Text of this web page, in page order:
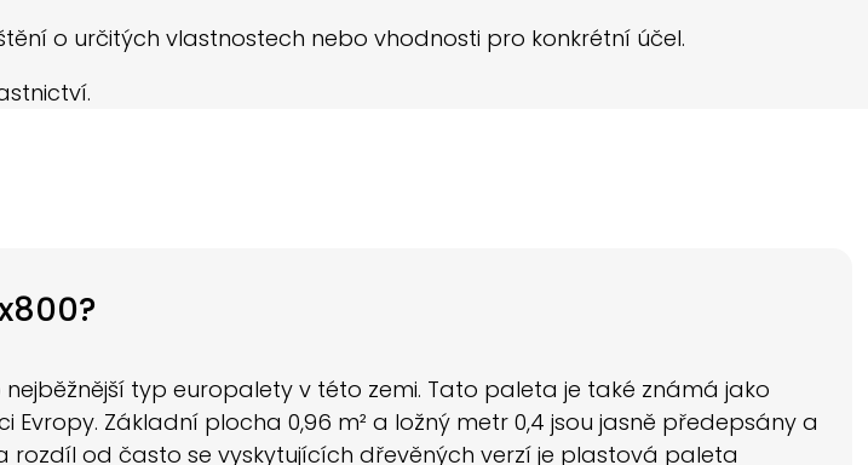
o určitých vlastnostech nebo vhodnosti pro konkrétní účel.
typ europalety v této zemi. Tato paleta je také známá jako
Základní plocha 0,96 m² a ložný metr 0,4 jsou jasně předepsány a
rozdíl od často se vyskytujících dřevěných verzí je plastová paleta